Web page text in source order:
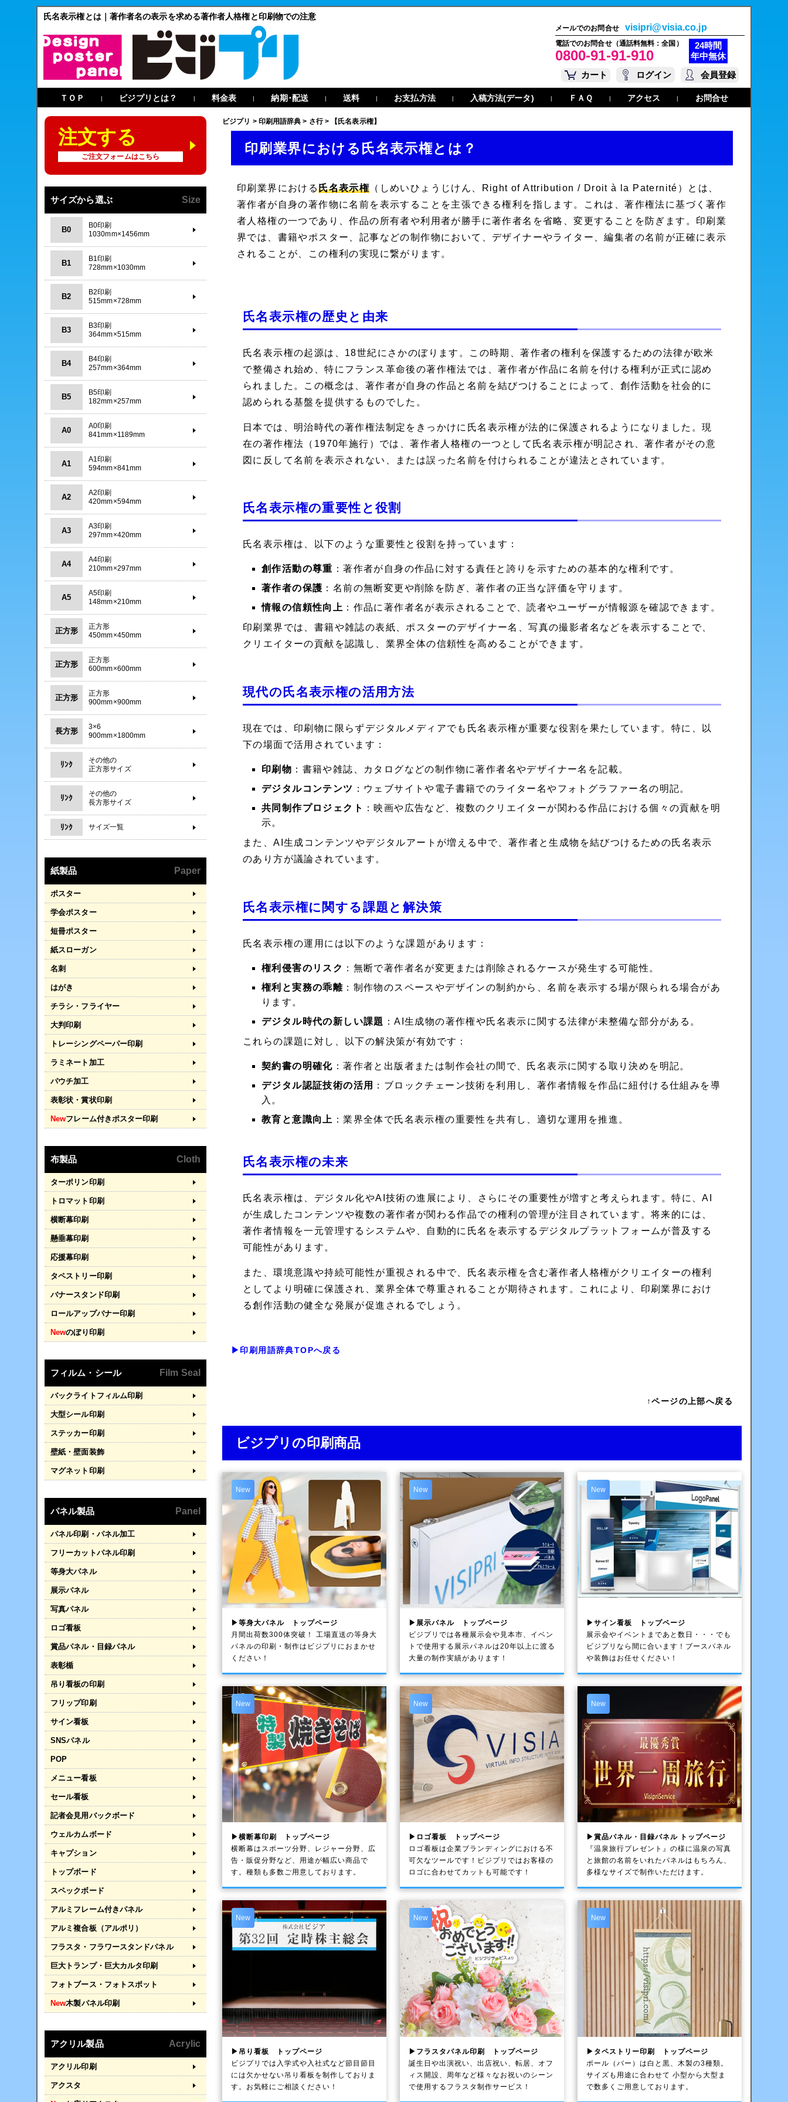
氏名表示権とは｜著作者名の表示を求める著作者人格権と印刷物での注意
メールでのお問合せ visipri@visia.co.jp
電話でのお問合せ（通話料無料：全国）
0800-91-91-910
24時間
年中無休
カート
ログイン 会員登録
ＴＯＰ | ビジプリとは？ | 料金表 | 納期･配送 | 送料 | お支払方法 | 入稿方法(データ) | ＦＡＱ | アクセス | お問合せ
ビジプリ > 印刷用語辞典 > さ行> 【氏名表示権】
印刷業界における氏名表示権とは？
印刷業界における氏名表示権 （しめいひょうじけん、 Right of Attribution / Droit à la Paternité ）とは、
著作者が自身の著作物に名前を表示することを主張できる権利を指します。これは、著作権法に基づく著作
者人格権の一つであり、作品の所有者や利用者が勝手に著作者名を省略、変更することを防ぎます。印刷業
界では、書籍やポスター、記事などの制作物において、デザイナーやライター、編集者の名前が正確に表示
されることが、この権利の実現に繋がります。
氏名表示権の歴史と由来
氏名表示権の起源は、18世紀にさかのぼります。この時期、著作者の権利を保護するための法律が欧米
で整備され始め、特にフランス革命後の著作権法では、著作者が作品に名前を付ける権利が正式に認め
られました。この概念は、著作者が自身の作品と名前を結びつけることによって、創作活動を社会的に
認められる基盤を提供するものでした。
日本では、明治時代の著作権法制定をきっかけに氏名表示権が法的に保護されるようになりました。現
在の著作権法（1970年施行）では、著作者人格権の一つとして氏名表示権が明記され、著作者がその意
図に反して名前を表示されない、または誤った名前を付けられることが違法とされています。
氏名表示権の重要性と役割
氏名表示権は、以下のような重要性と役割を持っています：
創作活動の尊重 ：著作者が自身の作品に対する責任と誇りを示すための基本的な権利です。
著作者の保護 ：名前の無断変更や削除を防ぎ、著作者の正当な評価を守ります。
情報の信頼性向上 ：作品に著作者名が表示されることで、読者やユーザーが情報源を確認できます。
印刷業界では、書籍や雑誌の表紙、ポスターのデザイナー名、写真の撮影者名などを表示することで、
クリエイターの貢献を認識し、業界全体の信頼性を高めることができます。
現代の氏名表示権の活用方法
現在では、印刷物に限らずデジタルメディアでも氏名表示権が重要な役割を果たしています。特に、以
下の場面で活用されています：
印刷物 ：書籍や雑誌、カタログなどの制作物に著作者名やデザイナー名を記載。
デジタルコンテンツ ：ウェブサイトや電子書籍でのライター名やフォトグラファー名の明記。
共同制作プロジェクト
：映画や広告など、複数のクリエイターが関わる作品における個々の貢献を明
示。
また、AI生成コンテンツやデジタルアートが増える中で、著作者と生成物を結びつけるための氏名表示
のあり方が議論されています。
氏名表示権に関する課題と解決策
氏名表示権の運用には以下のような課題があります：
権利侵害のリスク ：無断で著作者名が変更または削除されるケースが発生する可能性。
権利と実務の乖離 ：制作物のスペースやデザインの制約から、名前を表示する場が限られる場合があ
ります。
デジタル時代の新しい課題 ：AI生成物の著作権や氏名表示に関する法律が未整備な部分がある。
これらの課題に対し、以下の解決策が有効です：
契約書の明確化 ：著作者と出版者または制作会社の間で、氏名表示に関する取り決めを明記。
デジタル認証技術の活用
：ブロックチェーン技術を利用し、著作者情報を作品に紐付ける仕組みを導
入。
教育と意識向上 ：業界全体で氏名表示権の重要性を共有し、適切な運用を推進。
氏名表示権の未来
氏名表示権は、デジタル化やAI技術の進展により、さらにその重要性が増すと考えられます。特に、AI
が生成したコンテンツや複数の著作者が関わる作品での権利の管理が注目されています。将来的には、
著作者情報を一元管理するシステムや、自動的に氏名を表示するデジタルプラットフォームが普及する
可能性があります。
また、環境意識や持続可能性が重視される中で、氏名表示権を含む著作者人格権がクリエイターの権利
としてより明確に保護され、業界全体で尊重されることが期待されます。これにより、印刷業界におけ
る創作活動の健全な発展が促進されるでしょう。
▶印刷用語辞典TOPへ戻る
↑ページの上部へ戻る
ビジプリの印刷商品
New
▶等身大パネル トップページ
月間出荷数300体突破！ 工場直送の等身大
パネルの印刷・制作は ビジプリ におまかせ
ください！
New
▶展示パネル トップページ
ビジプリでは各種展示会や見本市、イベン
トで使用する展示パネルは20年以上に渡る
大量の制作実績があります！
New
▶サイン看板 トップページ
展示会やイベントまであと数日・・・でも
ビジプリなら間に合います！ブースパネル
や装飾はお任せください！
New
▶横断幕印刷 トップページ
横断幕はスポーツ分野、レジャー分野、広
告・販促分野など、用途が幅広い商品で
す。種類も多数ご用意しております。
New
▶ロゴ看板 トップページ
ロゴ看板は企業ブランディングにおける不
可欠なツールです！ビジプリではお客様の
ロゴに合わせてカットも可能です！
New
▶賞品パネル・目録パネル トップページ
『温泉旅行プレゼント』の様に温泉の写真
と旅館の名前をいれたパネルはもちろん、
多様なサイズで制作いただけます。
New
▶吊り看板 トップページ
ビジプリでは入学式や入社式など節目節目
には欠かせない吊り看板を制作しておりま
す。お気軽にご相談ください！
New
▶フラスタパネル印刷 トップページ
誕生日や出演祝い、出店祝い、転居、オフ
ィス開設、周年など様々なお祝いのシーン
で使用するフラスタ制作サービス！
New
▶タペストリー印刷 トップページ
ポール（バー）は白と黒、木製の3種類。
サイズも用途に合わせて 小型から大型ま
で数多くご用意しております。
注文する
ご注文フォームはこちら
サイズから選ぶ Size
B0
B0印刷
1030mm×1456mm
B1
B1印刷
728mm×1030mm
B2
B2印刷
515mm×728mm
B3
B3印刷
364mm×515mm
B4
B4印刷
257mm×364mm
B5
B5印刷
182mm×257mm
A0
A0印刷
841mm×1189mm
A1
A1印刷
594mm×841mm
A2
A2印刷
420mm×594mm
A3
A3印刷
297mm×420mm
A4
A4印刷
210mm×297mm
A5
A5印刷
148mm×210mm
正方形
正方形
450mm×450mm
正方形
正方形
600mm×600mm
正方形
正方形
900mm×900mm
長方形
3×6
900mm×1800mm
ﾘﾝｸ
その他の
正方形サイズ
ﾘﾝｸ
その他の
長方形サイズ
ﾘﾝｸ サイズ一覧
紙製品 Paper
ポスター
学会ポスター
短冊ポスター
紙スローガン
名刺
はがき
チラシ・フライヤー
大判印刷
トレーシングペーパー印刷
ラミネート加工
パウチ加工
表彰状・賞状印刷
Newフレーム付きポスター印刷
布製品 Cloth
ターポリン印刷
トロマット印刷
横断幕印刷
懸垂幕印刷
応援幕印刷
タペストリー印刷
バナースタンド印刷
ロールアップバナー印刷
Newのぼり印刷
フィルム・シール Film Seal
バックライトフィルム印刷
大型シール印刷
ステッカー印刷
壁紙・壁面装飾
マグネット印刷
パネル製品 Panel
パネル印刷・パネル加工
フリーカットパネル印刷
等身大パネル
展示パネル
写真パネル
ロゴ看板
賞品パネル・目録パネル
表彰楯
吊り看板の印刷
フリップ印刷
サイン看板
SNSパネル
POP
メニュー看板
セール看板
記者会見用バックボード
ウェルカムボード
キャプション
トップボード
スペックボード
アルミフレーム付きパネル
アルミ複合板（アルポリ）
フラスタ・フラワースタンドパネル
巨大トランプ・巨大カルタ印刷
フォトブース・フォトスポット
New木製パネル印刷
アクリル製品 Acrylic
アクリル印刷
アクスタ